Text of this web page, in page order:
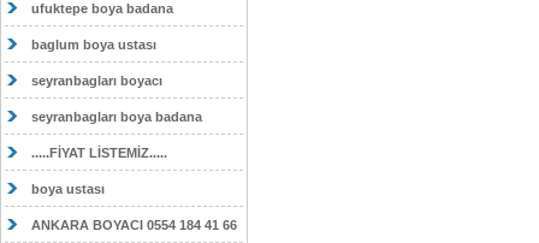
ufuktepe boya badana
baglum boya ustası
seyranbagları boyacı
seyranbagları boya badana
.....FİYAT LİSTEMİZ.....
boya ustası
ANKARA BOYACI 0554 184 41 66